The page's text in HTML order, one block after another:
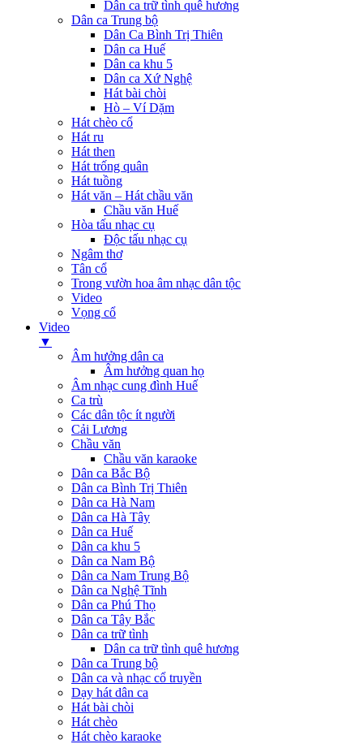
Dân ca trữ tình quê hương
Dân ca Trung bộ
Dân Ca Bình Trị Thiên
Dân ca Huế
Dân ca khu 5
Dân ca Xứ Nghệ
Hát bài chòi
Hò – Ví Dặm
Hát chèo cổ
Hát ru
Hát then
Hát trống quân
Hát tuồng
Hát văn – Hát chầu văn
Chầu văn Huế
Hòa tấu nhạc cụ
Độc tấu nhạc cụ
Ngâm thơ
Tân cổ
Trong vườn hoa âm nhạc dân tộc
Video
Vọng cổ
Video
▼
Âm hưởng dân ca
Âm hưởng quan họ
Âm nhạc cung đình Huế
Ca trù
Các dân tộc ít người
Cải Lương
Chầu văn
Chầu văn karaoke
Dân ca Bắc Bộ
Dân ca Bình Trị Thiên
Dân ca Hà Nam
Dân ca Hà Tây
Dân ca Huế
Dân ca khu 5
Dân ca Nam Bộ
Dân ca Nam Trung Bộ
Dân ca Nghệ Tĩnh
Dân ca Phú Thọ
Dân ca Tây Bắc
Dân ca trữ tình
Dân ca trữ tình quê hương
Dân ca Trung bộ
Dân ca và nhạc cổ truyền
Dạy hát dân ca
Hát bài chòi
Hát chèo
Hát chèo karaoke